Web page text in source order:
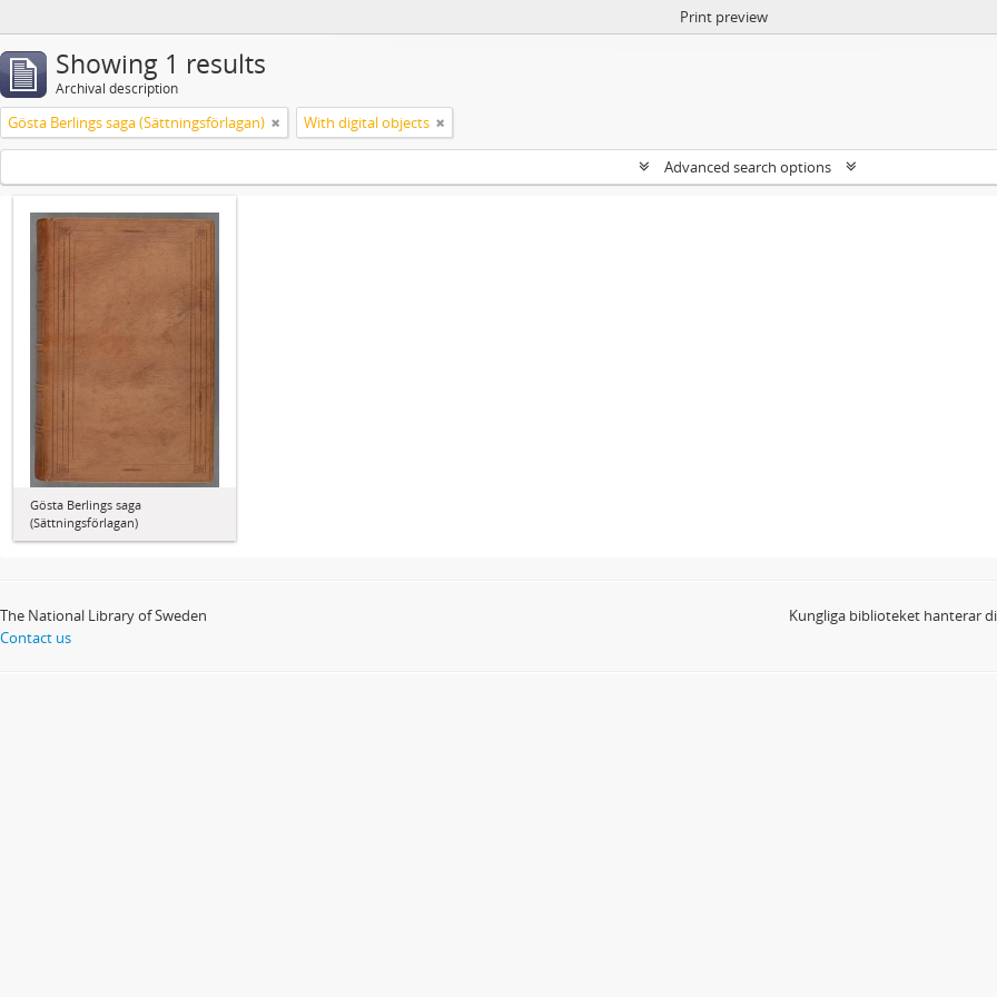
Print preview
Showing 1 results
Archival description
Gösta Berlings saga (Sättningsförlagan) With digital objects
Advanced search options
Gösta Berlings saga
(Sättningsförlagan)
The National Library of Sweden
Contact us
Kungliga biblioteket hanterar